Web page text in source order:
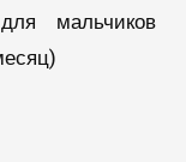
мальчиков